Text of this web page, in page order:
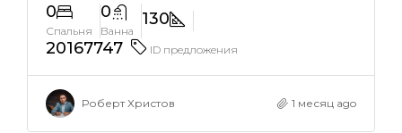
0
Спальня
0
Ванна
130
20167747
ID предложения
Роберт Христов 1 месяц ago